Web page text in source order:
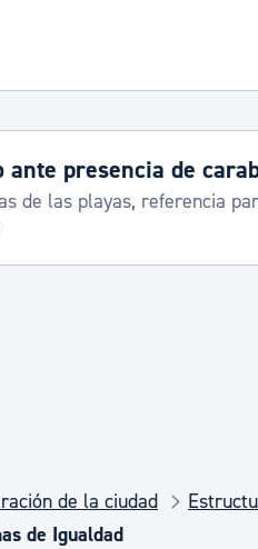
emergencias
ante presencia de
de las playas, referencia
de la ciudad
de Igualdad